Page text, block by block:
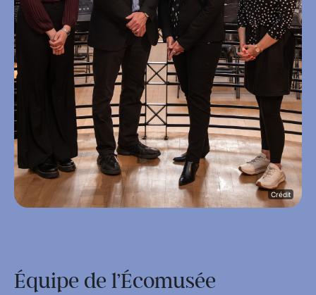
Crédit
Équipe de l’Écomusée